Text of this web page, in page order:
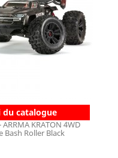
du catalogue
ARRMA KRATON 4WD
Bash Roller Black